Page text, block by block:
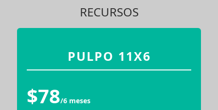
RECURSOS
PULPO 11X6
$78/6 meses